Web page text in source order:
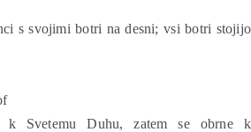
s svojimi botri na desni; vsi botri stojijo
k Svetemu Duhu, zatem se obrne k